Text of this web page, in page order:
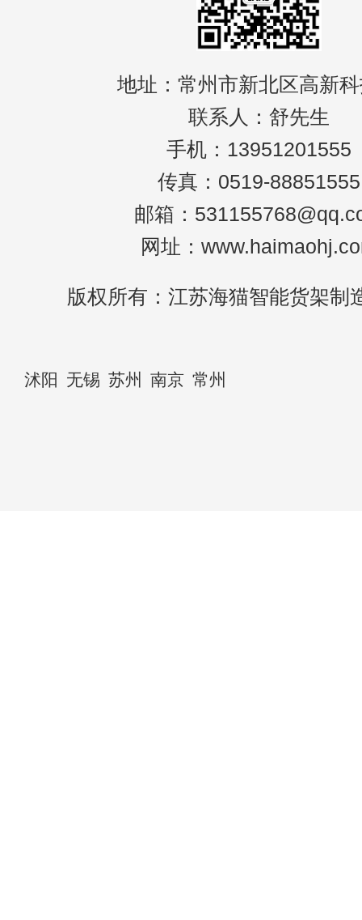
地址：常州市新北区高新
联系人：舒先生
手机：13951201555
传真：0519-88851555
邮箱：
网址：
版权所有：江苏海猫智能货架制
沭阳 无锡 苏州 南京 常州